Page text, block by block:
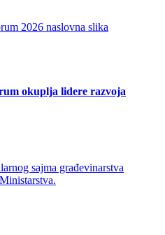
okuplja lidere razvoja